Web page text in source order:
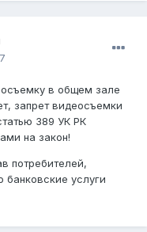
в общем зале
запрет видеосъемки
389 УК РК
на закон!
потребителей,
банковские услуги